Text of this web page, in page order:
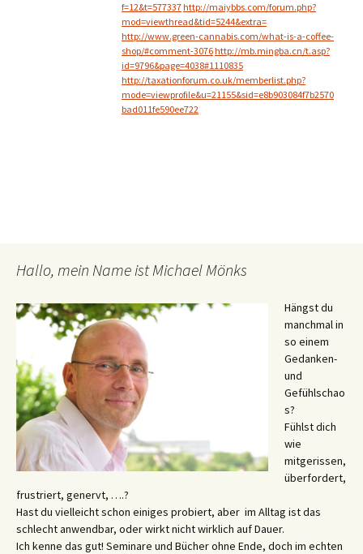
f=12&t=577337http://maiybbs.com/forum.php?
mod=viewthread&tid=5244&extra=
http://www.green-cannabis.com/what-is-a-coffee-
shop/#comment-3076http://mb.mingba.cn/t.asp?
id=9796&page=4038#1110835
http://taxationforum.co.uk/memberlist.php?
mode=viewprofile&u=21155&sid=e8b903084f7b2570
bad011fe590ee722
Hallo, mein Name ist Michael Mönks
Hängst du
manchmal in
so einem
Gedanken-
und
Gefühlschao
s?
Fühlst dich
wie
mitgerissen,
überfordert,
frustriert, genervt, ….?
Hast du vielleicht schon einiges probiert, aber im Alltag ist das
schlecht anwendbar, oder wirkt nicht wirklich auf Dauer.
Ich kenne das gut! Seminare und Bücher ohne Ende, doch im echten